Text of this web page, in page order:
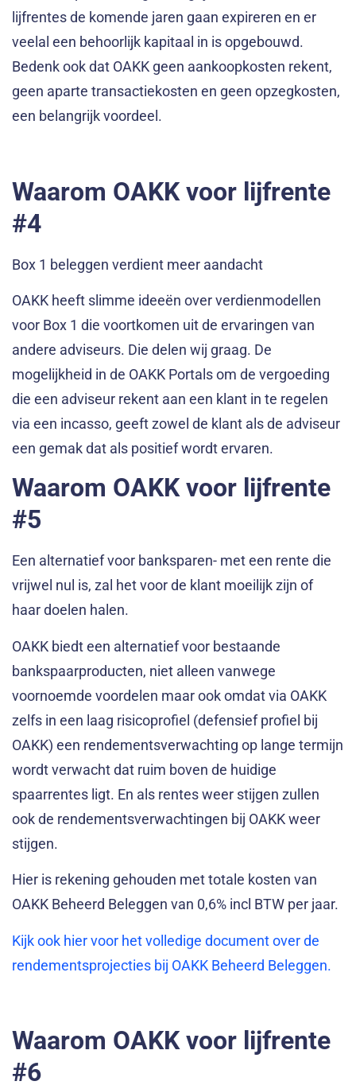
lijfrentes de komende jaren gaan expireren en er
veelal een behoorlijk kapitaal in is opgebouwd.
Bedenk ook dat OAKK geen aankoopkosten rekent,
geen aparte transactiekosten en geen opzegkosten,
een belangrijk voordeel.
Waarom OAKK voor lijfrente
#4
Box 1 beleggen verdient meer aandacht
OAKK heeft slimme ideeën over verdienmodellen
voor Box 1 die voortkomen uit de ervaringen van
andere adviseurs. Die delen wij graag. De
mogelijkheid in de OAKK Portals om de vergoeding
die een adviseur rekent aan een klant in te regelen
via een incasso, geeft zowel de klant als de adviseur
een gemak dat als positief wordt ervaren.
Waarom OAKK voor lijfrente
#5
Een alternatief voor banksparen- met een rente die
vrijwel nul is, zal het voor de klant moeilijk zijn of
haar doelen halen.
OAKK biedt een alternatief voor bestaande
bankspaarproducten, niet alleen vanwege
voornoemde voordelen maar ook omdat via OAKK
zelfs in een laag risicoprofiel (defensief profiel bij
OAKK) een rendementsverwachting op lange termijn
wordt verwacht dat ruim boven de huidige
spaarrentes ligt. En als rentes weer stijgen zullen
ook de rendementsverwachtingen bij OAKK weer
stijgen.
Hier is rekening gehouden met totale kosten van
OAKK Beheerd Beleggen van 0,6% incl BTW per jaar.
Kijk ook hier voor het volledige document over de
rendementsprojecties bij OAKK Beheerd Beleggen.
Waarom OAKK voor lijfrente
#6